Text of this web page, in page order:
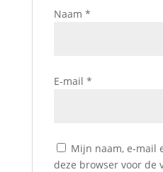
Naam *
E-mail *
Mijn naam, e-mail
deze browser voor de